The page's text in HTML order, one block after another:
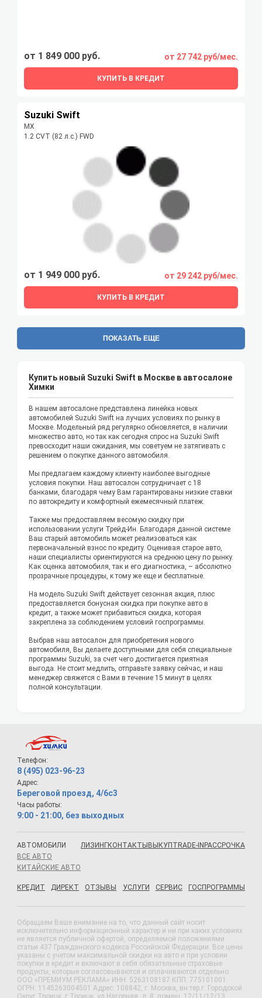
от 1 849 000 руб. от 27 742 руб/мес.
КУПИТЬ В КРЕДИТ
Suzuki Swift
MX
1.2 CVT (82 л.с.) FWD
от 1 949 000 руб. от 29 242 руб/мес.
КУПИТЬ В КРЕДИТ
ПОКАЗАТЬ ЕЩЕ
Купить новый Suzuki Swift в Москве в автосалоне
Химки
В нашем автосалоне представлена линейка новых
автомобилей Suzuki Swift на лучших условиях по рынку в
Москве. Модельный ряд регулярно обновляется, в наличии
множество авто, но так как сегодня спрос на Suzuki Swift
превосходит наши ожидания, мы советуем не затягивать с
решением о покупке данного автомобиля.
Мы предлагаем каждому клиенту наиболее выгодные
условия покупки. Наш автосалон сотрудничает с 18
банками, благодаря чему Вам гарантированы низкие ставки
по автокредиту и комфортный ежемесячный платеж.
Также мы предоставляем весомую скидку при
использовании услуги Трейд-Ин. Благодаря данной системе
Ваш старый автомобиль может реализоваться как
первоначальный взнос по кредиту. Оценивая старое авто,
наши специалисты ориентируются на среднюю цену по рынку.
Как оценка автомобиля, так и его диагностика, – абсолютно
прозрачные процедуры, к тому же еще и бесплатные.
На модель Suzuki Swift действует сезонная акция, плюс
предоставляется бонусная скидка при покупке авто в
кредит, а также может прибавиться скидка, которая
закреплена за соблюдением условий госпрограммы.
Выбрав наш автосалон для приобретения нового
автомобиля, Вы делаете доступными для себя специальные
программы Suzuki, за счет чего достигается приятная
выгода. Не стоит медлить, отправьте заявку сейчас, и наш
менеджер свяжется с Вами в течение 15 минут в целях
полной консультации.
Телефон:
8 (495) 023-96-23
Адрес:
Береговой проезд, 4/6с3
Часы работы:
9:00 - 21:00, без выходных
АВТОМОБИЛИ
ВСЕ АВТО
КИТАЙСКИЕ АВТО
ЛИЗИНГКОНТАКТЫ ВЫКУП TRADE-IN РАССРОЧКА
КРЕДИТ ДИРЕКТ ОТЗЫВЫ УСЛУГИ СЕРВИС ГОСПРОГРАММЫ
Обращаем Ваше внимание на то, что данный сайт носит
исключительно информационный характер и ни при каких условиях
не является публичной офертой, определяемой положениями
статьи 437 Гражданского кодекса Российской Федерации. Все цены
указаны с учетом максимальной скидки на авто и при условии
покупки в кредит и включают в себя обязательные страховые
продукты, которые согласовываются и оплачиваются отдельно.
ООО «ПРЕМИУМ РЕКЛАМА» ИНН: 5263108187 КПП: 775101001
ОГРН: 1145263004501 Адрес: 108842, г. Москва, вн.тер.г. Городской
Округ Троицк, г Троицк, ул Нагорная, д. 8, помещ. 12/11/12/13